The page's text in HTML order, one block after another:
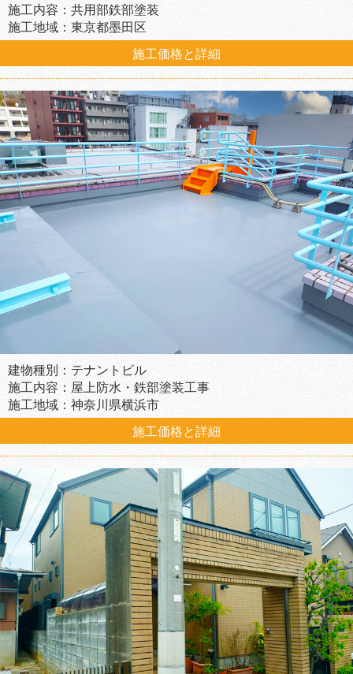
施工内容：共用部鉄部塗装
施工地域：東京都墨田区
施工価格と詳細
建物種別：テナントビル
施工内容：屋上防水・鉄部塗装工事
施工地域：神奈川県横浜市
施工価格と詳細